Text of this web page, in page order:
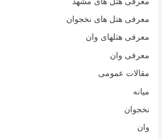
معرفی هتل های نخجوان
معرفی هتلهای وان
معرفی وان
مقالات عمومی
میانه
نخجوان
وان